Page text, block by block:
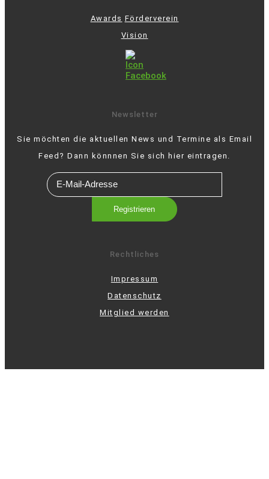
Awards Förderverein
Vision
Newsletter
Sie möchten die aktuellen News und Termine als Email
Feed? Dann könnnen Sie sich hier eintragen.
Rechtliches
Impressum
Datenschutz
Mitglied werden